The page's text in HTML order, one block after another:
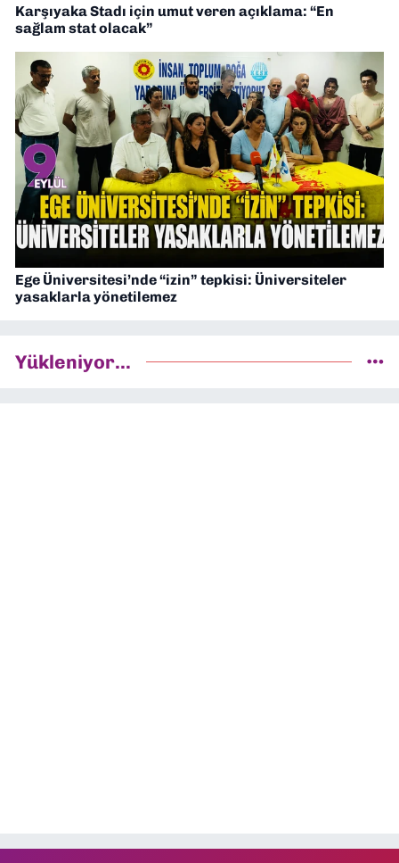
Karşıyaka Stadı için umut veren açıklama: “En
sağlam stat olacak”
Ege Üniversitesi’nde “izin” tepkisi: Üniversiteler
yasaklarla yönetilemez
Yükleniyor...